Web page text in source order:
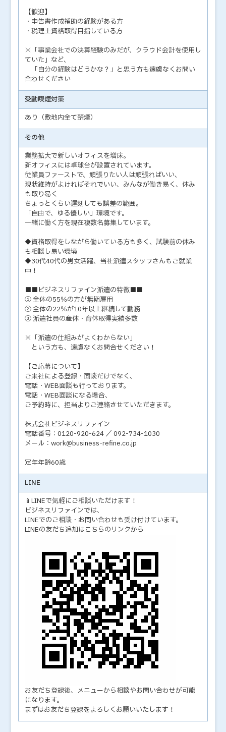
【歓迎】
・申告書作成補助の経験がある方
・税理士資格取得目指している方
※「事業会社での決算経験のみだが、クラウド会計を使用し
ていた」など、
「自分の経験はどうかな？」と思う方も遠慮なくお問い
合わせください
受動喫煙対策
あり（敷地内全て禁煙）
その他
業務拡大で新しいオフィスを増床。
新オフィスには卓球台が設置されています。
従業員ファーストで、頑張りたい人は頑張ればいい、
現状維持がよければそれでいい、みんなが働き易く、休み
も取り易く
ちょっとくらい遅刻しても誤差の範囲。
「自由で、ゆる優しい」環境です。
一緒に働く方を現在複数名募集しています。
◆資格取得をしながら働いている方も多く、試験前の休み
も相談し易い環境
◆30代40代の男女活躍、当社派遣スタッフさんもご就業
中！
■■ビジネスリファイン派遣の特徴■■
① 全体の55％の方が無期雇用
② 全体の22％が10年以上継続して勤務
③ 派遣社員の産休・育休取得実績多数
※「派遣の仕組みがよくわからない」
という方も、遠慮なくお問合せください！
【ご応募について】
ご来社による登録・面談だけでなく、
電話・WEB面談も行っております。
電話・WEB面談になる場合、
ご予約時に、担当よりご連絡させていただきます。
株式会社ビジネスリファイン
電話番号：0120-920-624 ／ 092-734-1030
メール：work@business-refine.co.jp
定年年齢60歳
LINE
📱LINEで気軽にご相談いただけます！
ビジネスリファインでは、
LINEでのご相談・お問い合わせも受け付けています。
LINEの友だち追加はこちらのリンクから
お友だち登録後、メニューから相談やお問い合わせが可能
になります。
まずはお友だち登録をよろしくお願いいたします！